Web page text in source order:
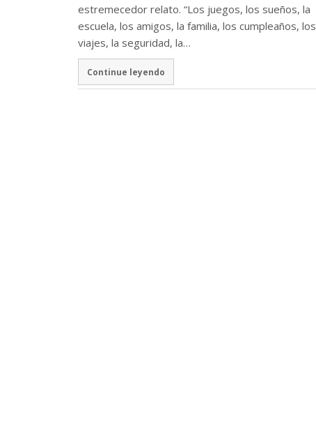
estremecedor relato. “Los juegos, los sueños, la
escuela, los amigos, la familia, los cumpleaños, los
viajes, la seguridad, la…
Continue leyendo